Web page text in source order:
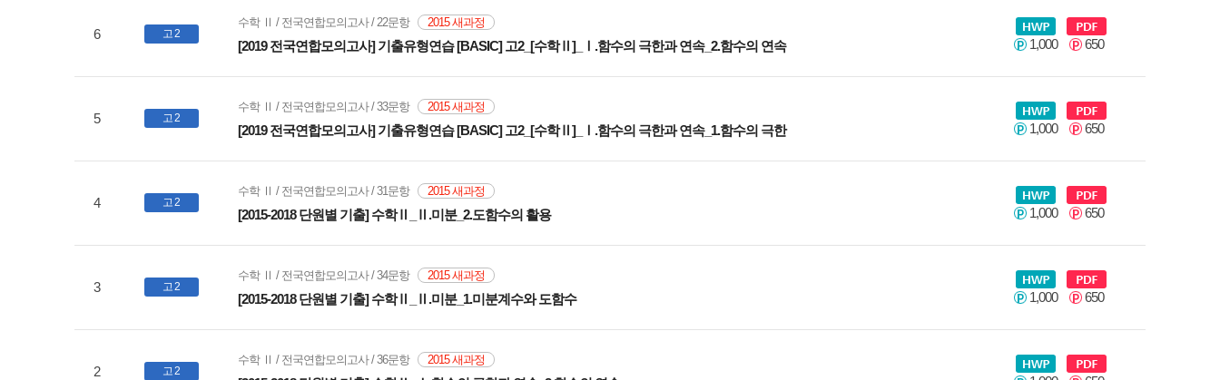
6 고 2
수학 Ⅱ / 전국연합모의고사 / 22문항 2015 새과정
[2019 전국연합모의고사] 기출유형연습 [BASIC] 고2_[수학Ⅱ]_Ⅰ.함수의 극한과 연속_2.함수의 연속 1,000 650
5 고 2
수학 Ⅱ / 전국연합모의고사 / 33문항 2015 새과정
[2019 전국연합모의고사] 기출유형연습 [BASIC] 고2_[수학Ⅱ]_Ⅰ.함수의 극한과 연속_1.함수의 극한 1,000 650
4 고 2
수학 Ⅱ / 전국연합모의고사 / 31문항 2015 새과정
[2015-2018 단원별 기출] 수학Ⅱ_Ⅱ.미분_2.도함수의 활용 1,000 650
3 고 2
수학 Ⅱ / 전국연합모의고사 / 34문항 2015 새과정
[2015-2018 단원별 기출] 수학Ⅱ_Ⅱ.미분_1.미분계수와 도함수 1,000 650
2 고 2
수학 Ⅱ / 전국연합모의고사 / 36문항 2015 새과정